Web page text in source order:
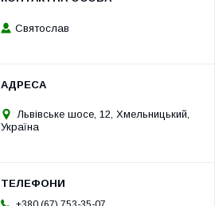
Святослав
Львівське шосе, 12, Хмельницький,
Україна